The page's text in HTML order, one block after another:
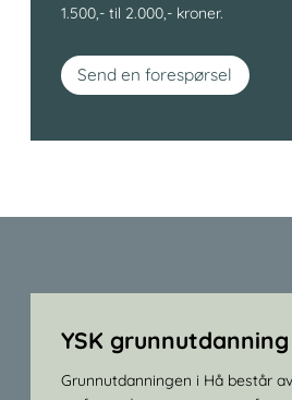
1.500,- til 2.000,- kroner.
Send en forespørsel
YSK
Grunnutdanningen i Hå består